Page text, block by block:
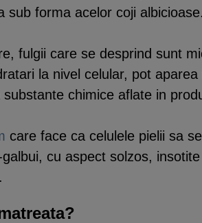
sub forma acelor coji
fulgii care se desprind sunt
la nivel celular, pot
chimice aflate in
care face ca celulele pielii sa
cu aspect solzos,